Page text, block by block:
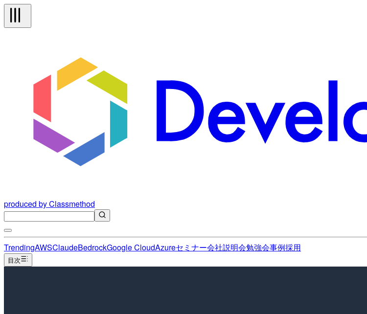
produced by Classmethod
TrendingAWSClaudeBedrockGoogle CloudAzureセミナー会社説明会勉強会事例採用
目次